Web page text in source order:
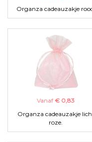
Organza cadeauzakje
Vanaf € 0,83
Organza cadeauzakje
roze.